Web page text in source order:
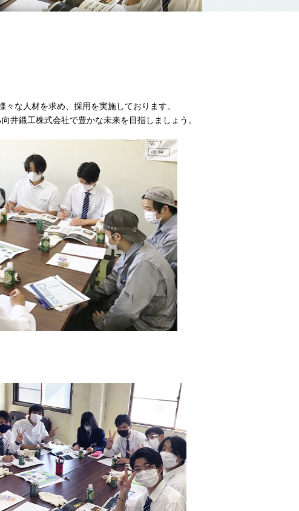
な人材を求め、採用を実施しております。
井鍛工株式会社で豊かな未来を目指しましょう。